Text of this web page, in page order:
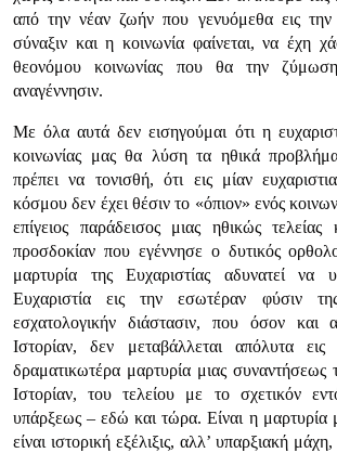
από την νέαν ζωήν που γενυόμεθα εις την
σύναξιν και η κοινωνία φαίνεται, να έχη
θεονόμου κοινωνίας που θα την
αναγέννησιν.
Με όλα αυτά δεν εισηγούμαι ότι η
κοινωνίας μας θα λύση τα ηθικά
πρέπει να τονισθή, ότι εις μίαν
κόσμου δεν έχει θέσιν το «όπιον» ενός
επίγειος παράδεισος μιας ηθικώς τελείας
προσδοκίαν που εγέννησε ο δυτικός
μαρτυρία της Ευχαριστίας αδυνατεί να
Ευχαριστία εις την εσωτέραν φύσιν
εσχατολογικήν διάστασιν, που όσον και
Ιστορίαν, δεν μεταβάλλεται απόλυτα εις
δραματικωτέρα μαρτυρία μιας συναντήσεως
Ιστορίαν, του τελείου με το σχετικόν
υπάρξεως – εδώ και τώρα. Είναι η μαρτυρία
είναι ιστορική εξέλιξις, αλλ’ υπαρξιακή